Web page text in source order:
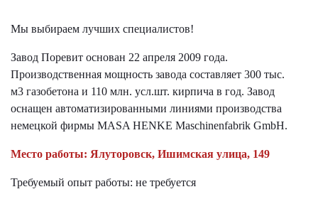
Мы выбираем лучших специалистов!
Завод Поревит основан 22 апреля 2009 года.
Производственная мощность завода составляет 300 тыс.
м3 газобетона и 110 млн. усл.шт. кирпича в год. Завод
оснащен автоматизированными линиями производства
немецкой фирмы MASA HENKE Maschinenfabrik GmbH.
Место работы: Ялуторовск, Ишимская улица, 149
Требуемый опыт работы: не требуется